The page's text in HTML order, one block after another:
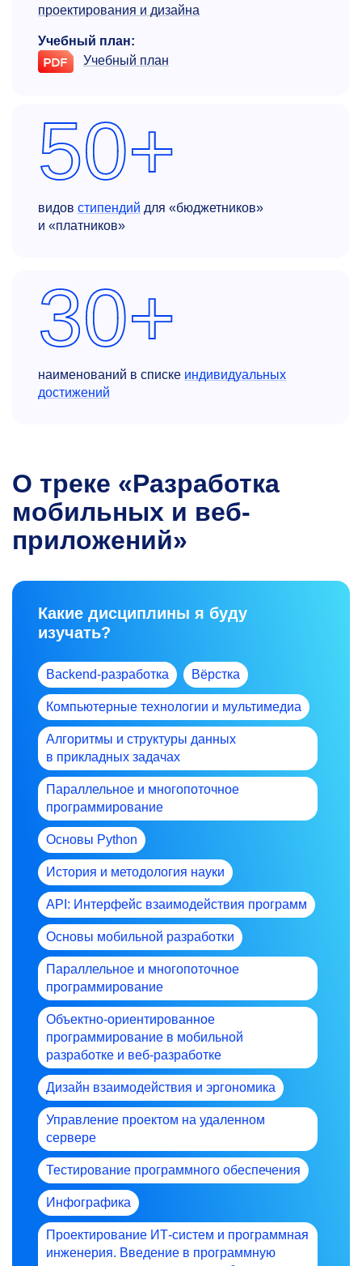
проектирования и дизайна
Учебный план:
Учебный план
50+
видов стипендий для «бюджетников»
и «платников»
30+
наименований в списке индивидуальных
достижений
О треке «Разработка
мобильных и веб-
приложений»
Какие дисциплины я буду
изучать?
Backend-разработка Вёрстка
Компьютерные технологии и мультимедиа
Алгоритмы и структуры данных
в прикладных задачах
Параллельное и многопоточное
программирование
Основы Python
История и методология науки
API: Интерфейс взаимодействия программ
Основы мобильной разработки
Параллельное и многопоточное
программирование
Объектно-ориентированное
программирование в мобильной
разработке и веб-разработке
Дизайн взаимодействия и эргономика
Управление проектом на удаленном
сервере
Тестирование программного обеспечения
Инфографика
Проектирование ИТ-систем и программная
инженерия. Введение в программную